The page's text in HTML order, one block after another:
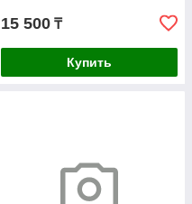
15 500 ₸
Купить